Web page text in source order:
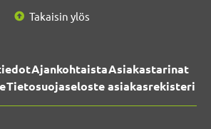
Takaisin ylös
AjankohtaistaAsiakastarinat
Tietosuojaseloste asiakasrekisteri